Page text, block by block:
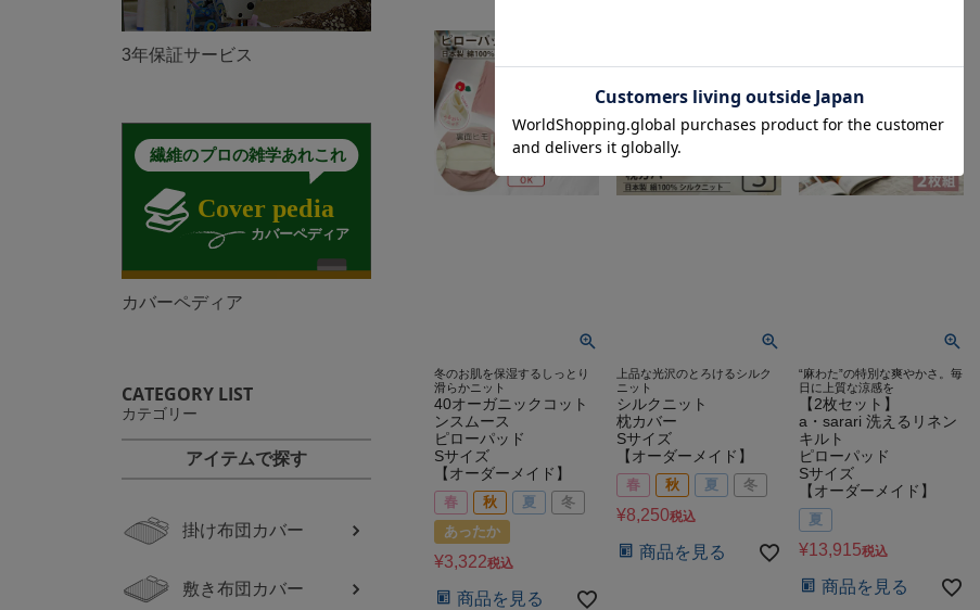
3年保証サービス
カバーペディア
CATEGORY LIST
カテゴリー
アイテムで探す
掛け布団カバー
敷き布団カバー
冬のお肌を保湿するしっとり
滑らかニット
40オーガニックコット
ンスムース
ピローパッド
Sサイズ
【オーダーメイド】
春 秋 夏
冬
あったか
¥3,322税込
商品を見る
上品な光沢のとろけるシルク
ニット
シルクニット
枕カバー
Sサイズ
【オーダーメイド】
春 秋 夏 冬
¥8,250税込
商品を見る
“麻わた”の特別な爽やかさ。毎
日に上質な涼感を
【2枚セット】
a・sarari 洗えるリネン
キルト
ピローパッド
Sサイズ
【オーダーメイド】
夏
¥13,915税込
商品を見る